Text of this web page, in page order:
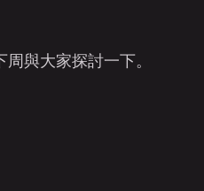
與大家探討一下。